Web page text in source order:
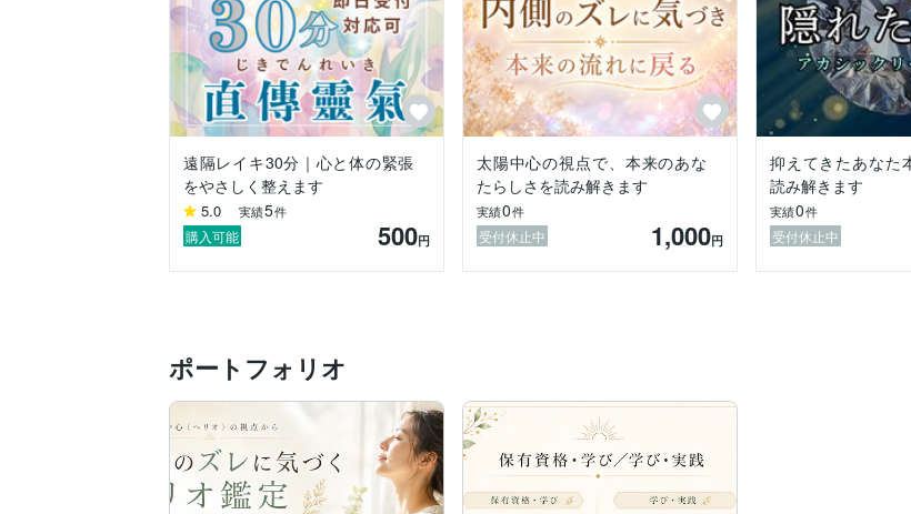
​星が描く「人生の設計図」から、必要な視点と、具体的な行動のヒントをお伝えしていきます。​
─ ⊹ ⊱ ☆ ⊰ ⊹ ─
本鑑定の特徴
─ ⊹ ⊱ ☆ ⊰ ⊹ ─
​▫️ 悩みの根本原因を特定
➡星の配置から、無意識の構造を客観的に分析します。
​▫️ 自分軸を再構築
➡本来の自分らしさを見出し、
​本鑑定では、客観性とバランスを大切にしています。過度に煽ることはいたしません。
​今の状況を丁寧に整理し、次の一歩を見つけるお手伝いをいたします。
初めての方も、どうぞ安心してお話しください。
遠隔レイキ30分｜心と体の緊張
をやさしく整えます
5.0 実績5件
購入可能 500円
太陽中心の視点で、本来のあな
たらしさを読み解きます
実績0件
受付休止中 1,000円
抑えてきたあなた
読み解きます
実績0件
受付休止中
ポートフォリオ